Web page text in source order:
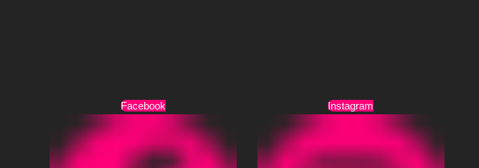
Facebook Instagram